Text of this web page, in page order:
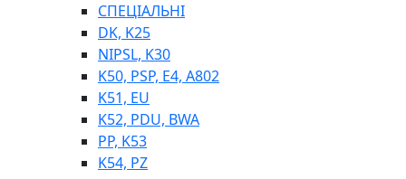
ФІЛЬТРИ ДЛЯ ПАЛЬНОГО
ПІДДОНИ ДЛЯ БОЧОК
СПЕЦІАЛЬНІ
DK, K25
NIPSL, K30
K50, PSP, E4, A802
K51, EU
K52, PDU, BWA
PP, K53
K54, PZ